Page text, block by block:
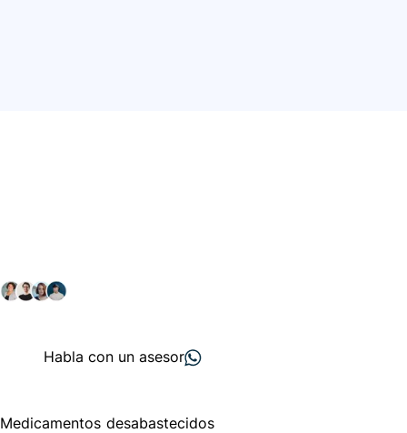
Habla con un asesor
Medicamentos desabastecidos